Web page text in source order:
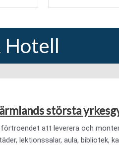
Hotell
största
att leverera och
lektionssalar, aula, bibliotek,